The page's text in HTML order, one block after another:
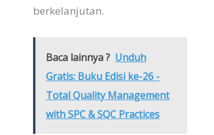
berkelanjutan.
Baca lainnya ? Unduh
Gratis: Buku Edisi ke-26 -
Total Quality Management
with SPC & SQC Practices